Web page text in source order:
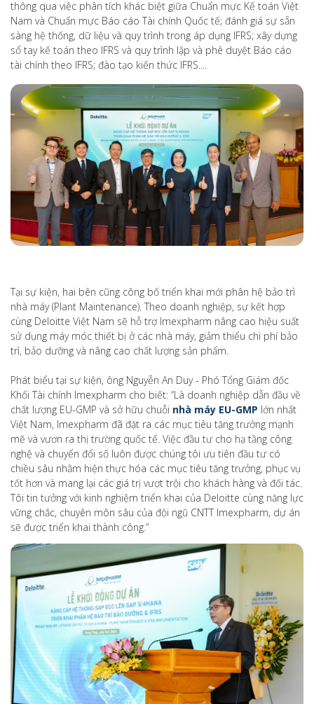
thông qua việc phân tích khác biệt giữa Chuẩn mực Kế toán Việt
Nam và Chuẩn mực Báo cáo Tài chính Quốc tế; đánh giá sự sẵn
sàng hệ thống, dữ liệu và quy trình trong áp dụng IFRS; xây dựng
sổ tay kế toán theo IFRS và quy trình lập và phê duyệt Báo cáo
tài chính theo IFRS; đào tạo kiến thức IFRS....
Tại sự kiện, hai bên cũng công bố triển khai mới phân hệ bảo trì
nhà máy (Plant Maintenance). Theo doanh nghiệp, sự kết hợp
cùng Deloitte Việt Nam sẽ hỗ trợ Imexpharm nâng cao hiệu suất
sử dụng máy móc thiết bị ở các nhà máy, giảm thiểu chi phí bảo
trì, bảo dưỡng và nâng cao chất lượng sản phẩm.
Phát biểu tại sự kiện, ông Nguyễn An Duy - Phó Tổng Giám đốc
Khối Tài chính Imexpharm cho biết: “Là doanh nghiệp dẫn đầu về
chất lượng EU-GMP và sở hữu chuỗi nhà máy EU-GMP lớn nhất
Việt Nam, Imexpharm đã đặt ra các mục tiêu tăng trưởng mạnh
mẽ và vươn ra thị trường quốc tế. Việc đầu tư cho hạ tầng công
nghệ và chuyển đổi số luôn được chúng tôi ưu tiên đầu tư có
chiều sâu nhằm hiện thực hóa các mục tiêu tăng trưởng, phục vụ
tốt hơn và mang lại các giá trị vượt trội cho khách hàng và đối tác.
Tôi tin tưởng với kinh nghiệm triển khai của Deloitte cùng năng lực
vững chắc, chuyên môn sâu của đội ngũ CNTT Imexpharm, dự án
sẽ được triển khai thành công.”